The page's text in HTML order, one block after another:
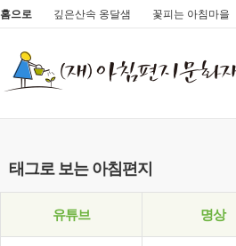
홈으로 깊은산속 옹달샘 꽃피는 아침마을
태그로 보는 아침편지
유튜브 명상